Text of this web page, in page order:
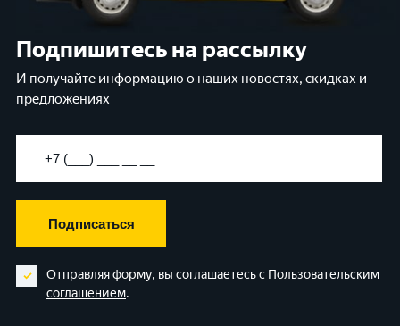
Подпишитесь на рассылку
И получайте информацию о наших новостях, скидках и
предложениях
Подписаться
Отправляя форму, вы соглашаетесь с Пользовательским
соглашением.